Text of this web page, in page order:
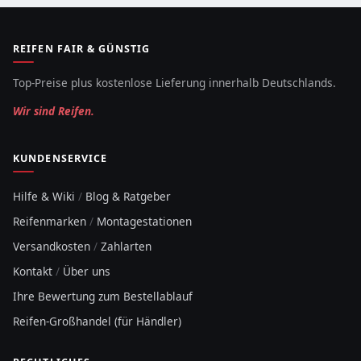
REIFEN FAIR & GÜNSTIG
Top-Preise plus kostenlose Lieferung innerhalb Deutschlands.
Wir sind Reifen.
KUNDENSERVICE
Hilfe & Wiki / Blog & Ratgeber
Reifenmarken / Montagestationen
Versandkosten / Zahlarten
Kontakt / Über uns
Ihre Bewertung zum Bestellablauf
Reifen-Großhandel (für Händler)